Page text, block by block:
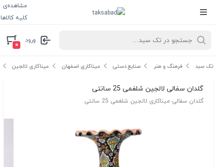
مشاهده‌ی
کلیه کالاها
ورود
۰
تک سبد فرهنگ و هنر صنایع دستی میناکاری اصفهان میناکاری لالجین
گلدان سفالی لالجین شلغمی 25 سانتی
گلدان سفالی میناکاری لالجین شلغمی 25 سانتی